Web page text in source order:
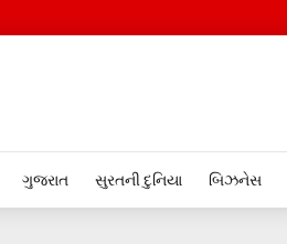
ગુજરાત સુરતની દુનિયા બિઝનેસ